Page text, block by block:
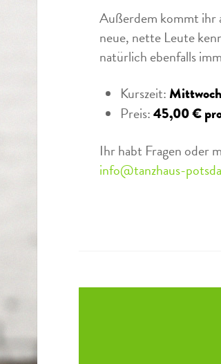
Außerdem kommt ihr
neue, nette Leute
natürlich ebenfalls
Kurszeit:
Preis:45,00 €
Ihr habt Fragen oder
info@tanzhaus-